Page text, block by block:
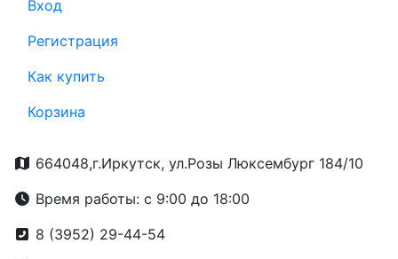
Вход
Регистрация
Как купить
Корзина
664048,г.Иркутск, ул.Розы Люксембург 184/10
Время работы: с 9:00 до 18:00
8 (3952) 29-44-54